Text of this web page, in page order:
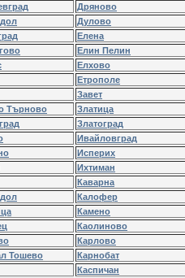
Дряново
Дулово
Елена
Елин Пелин
Елхово
Етрополе
Завет
Търново
Златица
Златоград
Ивайловград
Исперих
Ихтиман
Каварна
Калофер
Камено
Каолиново
Карлово
Тошево
Карнобат
Каспичан